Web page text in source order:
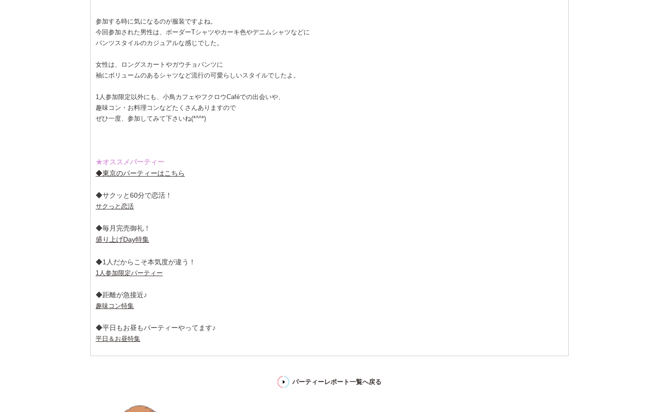
参加する時に気になるのが服装ですよね。
今回参加された男性は、ボーダーTシャツやカーキ色やデニムシャツなどに
パンツスタイルのカジュアルな感じでした。
女性は、ロングスカートやガウチョパンツに
袖にボリュームのあるシャツなど流行の可愛らしいスタイルでしたよ。
1人参加限定以外にも、小鳥カフェやフクロウCaféでの出会いや、
趣味コン・お料理コンなどたくさんありますので
ぜひ一度、参加してみて下さいね(*^^*)
★オススメパーティー
◆東京のパーティーはこちら
◆サクッと60分で恋活！
サクっと恋活
◆毎月完売御礼！
盛り上げDay特集
◆1人だからこそ本気度が違う！
1人参加限定パーティー
◆距離が急接近♪
趣味コン特集
◆平日もお昼もパーティーやってます♪
平日＆お昼特集
パーティーレポート一覧へ戻る